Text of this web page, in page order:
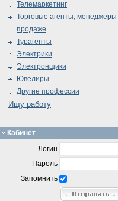
Телемаркетинг
Торговые агенты,
продаже
Турагенты
Электрики
Электронщики
Ювелиры
Другие профессии
Ищу работу
Кабинет
Логин
Пароль
Запомнить